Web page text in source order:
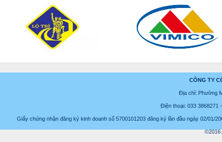
CÔNG TY
Địa chỉ: Phường
Điện thoại: 033 3868271
Giấy chứng nhận đăng ký kinh doanh số 5700101203 đăng ký lần đầu ngày 02/01/
©2016